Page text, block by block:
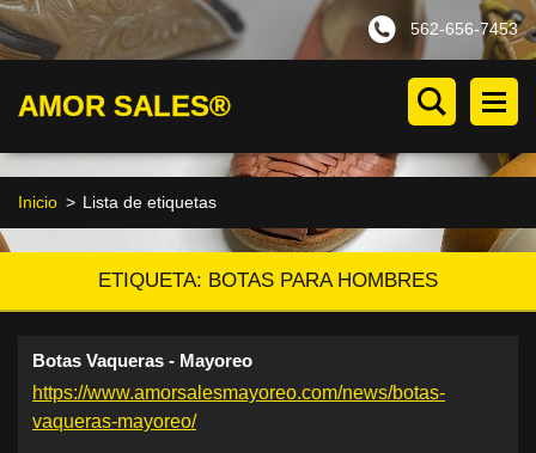
562-656-7453
AMOR SALES®
Inicio > Lista de etiquetas
ETIQUETA: BOTAS PARA HOMBRES
Botas Vaqueras - Mayoreo
https://www.amorsalesmayoreo.com/news/botas-
vaqueras-mayoreo/